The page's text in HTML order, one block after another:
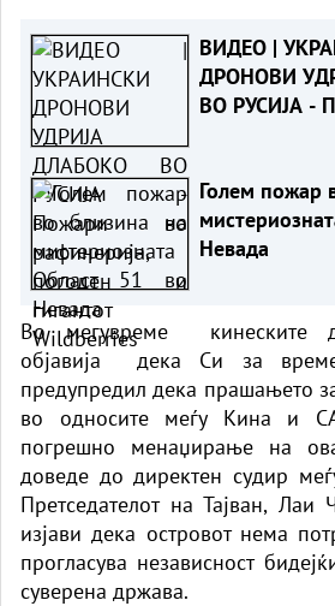
ВИДЕО |
ДРОНОВИ
ВО РУСИЈА -
Голем пожар
Невада
Во мегувреме кинеските
објавија дека Си за
предупредил дека прашањето
во односите меѓу Кина и
погрешно менаџирање на
доведе до директен судир
Претседателот на Тајван, Лаи
изјави дека островот нема
прогласува независност
суверена држава.